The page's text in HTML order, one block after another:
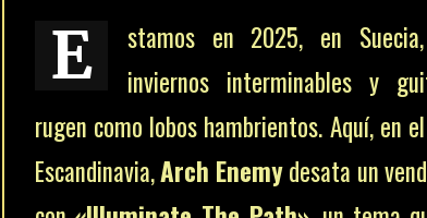
E
stamos en 2025, en
inviernos interminables y
rugen como lobos hambrientos. Aquí, en
Escandinavia,Arch Enemydesata un